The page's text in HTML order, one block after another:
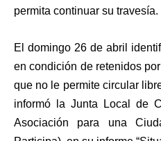
permita continuar su travesía.
El domingo 26 de abril
en condición de retenidos
que no le permite circular
informó la Junta Local de
Asociación para una